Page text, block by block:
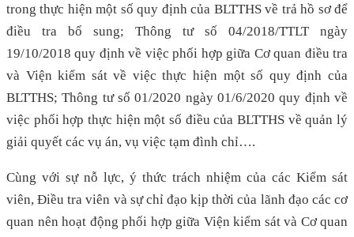
trong thực hiện một số quy định của BLTTHS về trả hồ sơ để
điều tra bổ sung; Thông tư số 04/2018/TTLT ngày
19/10/2018 quy định về việc phối hợp giữa Cơ quan điều tra
và Viện kiểm sát về việc thực hiện một số quy định của
BLTTHS; Thông tư số 01/2020 ngày 01/6/2020 quy định về
việc phối hợp thực hiện một số điều của BLTTHS về quản lý
giải quyết các vụ án, vụ việc tạm đình chỉ….
Cùng với sự nỗ lực, ý thức trách nhiệm của các Kiểm sát
viên, Điều tra viên và sự chỉ đạo kịp thời của lãnh đạo các cơ
quan nên hoạt động phối hợp giữa Viện kiểm sát và Cơ quan